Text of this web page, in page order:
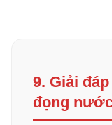
9. Giải
đọng